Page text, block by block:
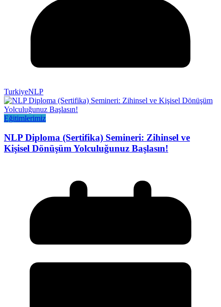
TurkiyeNLP
Eğitimlerimiz
NLP Diploma (Sertifika) Semineri: Zihinsel ve
Kişisel Dönüşüm Yolculuğunuz Başlasın!